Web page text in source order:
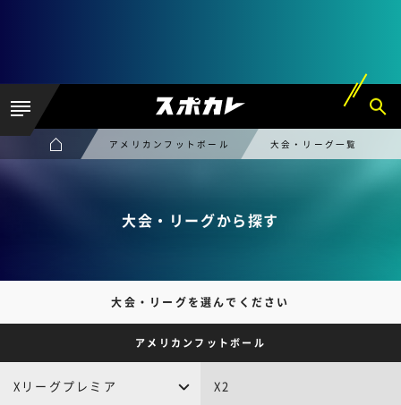
アメリカンフットボール 大会・リーグ一覧
大会・リーグから探す
大会・リーグを選んでください
アメリカンフットボール
Xリーグプレミア X2